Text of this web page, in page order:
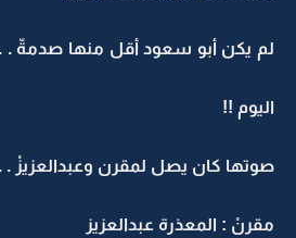
لم يكن أبو سعود أقل منها صدمةّ . . .
اليوم !!
صوتها كان يصل لمقرن وعبدالعزيزْ . . .
مقرنْ : المعذرة عبدالعزيز